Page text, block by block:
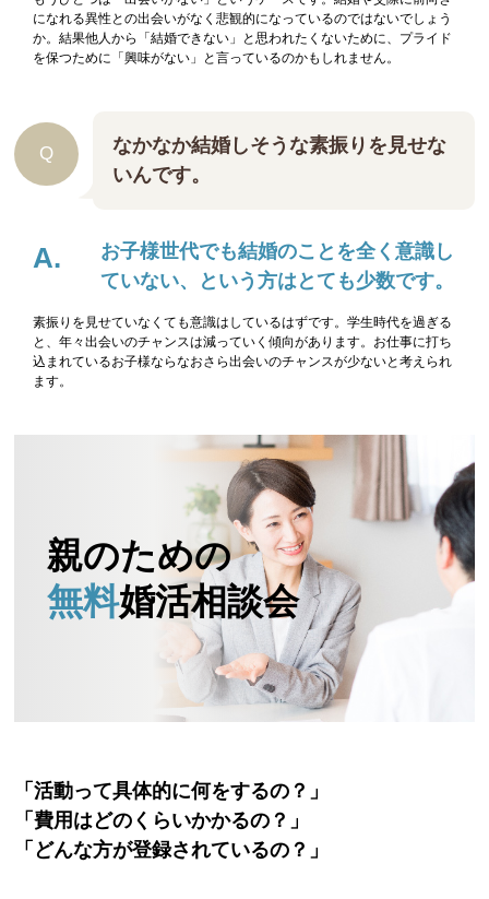
になれる異性との出会いがなく悲観的になっているのではないでしょう
か。結果他人から「結婚できない」と思われたくないために、プライド
を保つために「興味がない」と言っているのかもしれません。
なかなか結婚しそうな素振りを見せな
いんです。
お子様世代でも結婚のことを全く意識し
ていない、という方はとても少数です。
素振りを見せていなくても意識はしているはずです。学生時代を過ぎる
と、年々出会いのチャンスは減っていく傾向があります。お仕事に打ち
込まれているお子様ならなおさら出会いのチャンスが少ないと考えられ
ます。
親のための
無料婚活相談会
「活動って具体的に何をするの？」
「費用はどのくらいかかるの？」
「どんな方が登録されているの？」